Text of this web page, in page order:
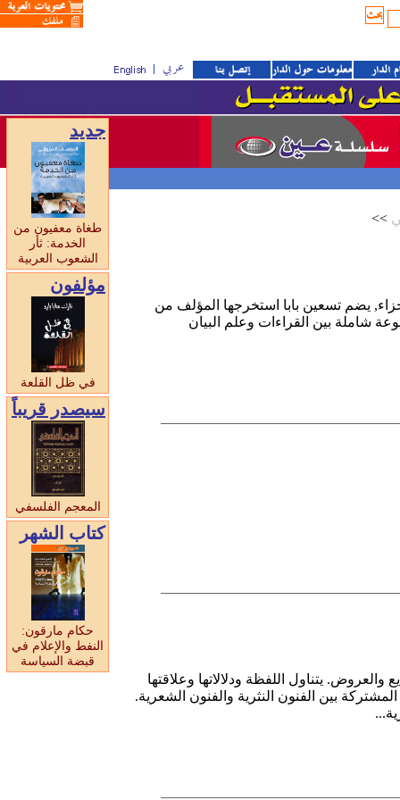
<<
يضم تسعين بابا استخرجها المؤلف من
شاملة بين القراءات وعلم البيان
يتناول اللفظة ودلالاتها وعلاقتها
بين الفنون النثرية والفنون الشعرية.
جديد
طغاة معفيون من
الخدمة: ثأر
الشعوب العربية
مؤلفون
في ظل القلعة
سيصدر قريبا
المعجم الفلسفي
كتاب الشهر
حكام مارقون:
النفط والإعلام في
قبضة السياسة